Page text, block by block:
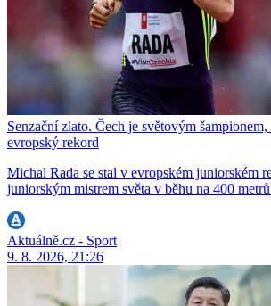
Senzační zlato. Čech je světovým
evropský rekord
Michal Rada se stal v evropském juniorském
juniorským mistrem světa v běhu na 400
Aktuálně.cz - Sport
9. 8. 2026, 21:26